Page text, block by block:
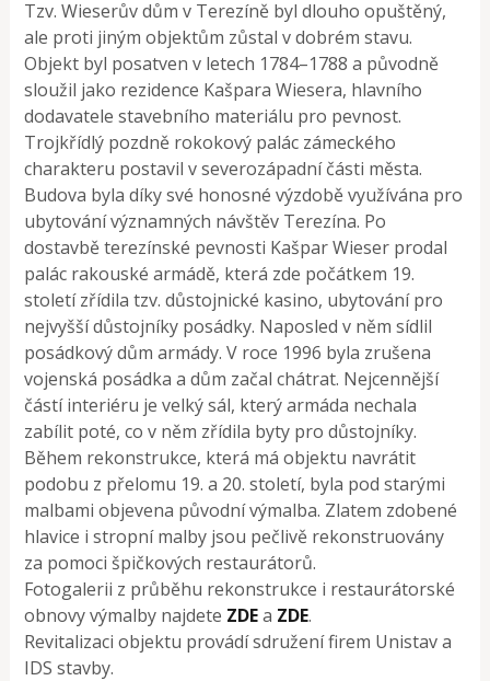
Tzv. Wieserův dům v Terezíně byl dlouho opuštěný,
ale proti jiným objektům zůstal v dobrém stavu.
Objekt byl posatven v letech 1784–1788 a původně
sloužil jako rezidence Kašpara Wiesera, hlavního
dodavatele stavebního materiálu pro pevnost.
Trojkřídlý pozdně rokokový palác zámeckého
charakteru postavil v severozápadní části města.
Budova byla díky své honosné výzdobě využívána pro
ubytování významných návštěv Terezína. Po
dostavbě terezínské pevnosti Kašpar Wieser prodal
palác rakouské armádě, která zde počátkem 19.
století zřídila tzv. důstojnické kasino, ubytování pro
nejvyšší důstojníky posádky. Naposled v něm sídlil
posádkový dům armády. V roce 1996 byla zrušena
vojenská posádka a dům začal chátrat. Nejcennější
částí interiéru je velký sál, který armáda nechala
zabílit poté, co v něm zřídila byty pro důstojníky.
Během rekonstrukce, která má objektu navrátit
podobu z přelomu 19. a 20. století, byla pod starými
malbami objevena původní výmalba. Zlatem zdobené
hlavice i stropní malby jsou pečlivě rekonstruovány
za pomoci špičkových restaurátorů.
Fotogalerii z průběhu rekonstrukce i restaurátorské
obnovy výmalby najdete ZDEa ZDE.
Revitalizaci objektu provádí sdružení firem Unistav a
IDS stavby.